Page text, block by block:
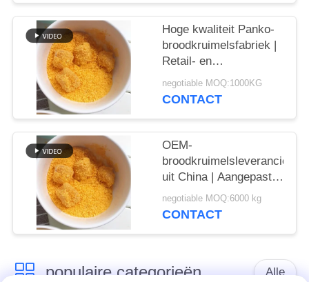
Hoge kwaliteit Panko-
broodkruimelsfabriek |
Retail- en
bulkverpakkingsopties
negotiable MOQ:1000KG
CONTACT
OEM-
broodkruimelsleverancier
uit China | Aangepaste
formule en private label
negotiable MOQ:6000 kg
CONTACT
populaire categorieën Alle